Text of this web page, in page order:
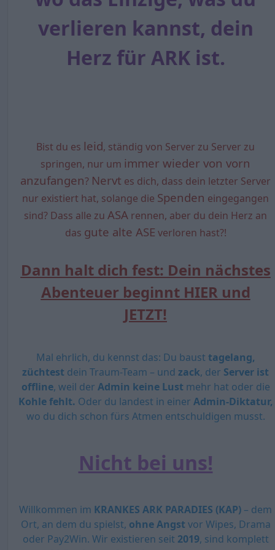
verlieren kannst, dein
Herz für ARK ist.
Bist du es leid, ständig von Server zu Server zu
springen, nur um immer wieder von vorn
anzufangen? Nervt es dich, dass dein letzter Server
nur existiert hat, solange die Spenden eingegangen
sind? Dass alle zu ASA rennen, aber du dein Herz an
das gute alte ASE verloren hast?!
Dann halt dich fest: Dein nächstes
Abenteuer beginnt HIER und
JETZT!
Mal ehrlich, du kennst das: Du baust tagelang,
züchtest dein Traum-Team – und zack, der Server ist
offline, weil der Admin keine Lust mehr hat oder die
Kohle fehlt. Oder du landest in einer Admin-Diktatur,
wo du dich schon fürs Atmen entschuldigen musst.
Nicht bei uns!
Willkommen im KRANKES ARK PARADIES (KAP) – dem
Ort, an dem du spielst, ohne Angst vor Wipes, Drama
oder Pay2Win. Wir existieren seit 2019, sind komplett